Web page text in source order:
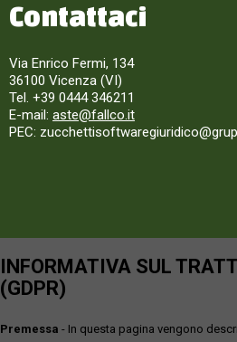
Contattaci
Via Enrico Fermi, 134
36100 Vicenza (VI)
Tel. +39 0444 346211
E-mail: aste@fallco.it
PEC:
INFORMATIVA SUL
(GDPR)
Premessa - In questa pagina vengono